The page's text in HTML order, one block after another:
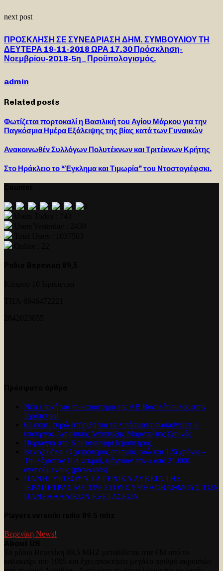
next post
ΠΡΟΣΚΛΗΣΗ ΣΕ ΣΥΝΕΔΡΙΑΣΗ ΔΗΜ. ΣΥΜΒΟΥΛΙΟΥ ΤΗ
ΔΕΥΤΕΡΑ 19-11-2018 ΩΡΑ 17.30 Πρόσκληση-
Νοεμβρίου-2018-5η_Προϋπολογισμός.
admin
Related posts
Φωτίζεται πορτοκαλί η Βασιλική του Αγίου Μάρκου για την
Παγκόσμια Ημέρα Εξάλειψης της βίας κατά των Γυναικών
Ανακοινωθέν Συλλόγων Πολυτέκνων και Τριτέκνων Κρήτης
Στο Ηράκλειο το “Έγκλημα και Τιμωρία” του Ντοστογιέφσκι.
Νέα εποχή για το καταστημα της ΑΒ Βασιλόπουλος στην
Ιεράπετρα!
61 εκατ. ευρώ στήριξη για τα λιπάσματα ανακοίνωσε ο
υπουργός Αγροτικής Ανάπτυξης Μαργαρίτης Σχοινάς
Πυρκαγια στο Κουτσουναρι Ιεραπετρας.
Βενεζουέλα: Ο χειρότερος σεισμός εδώ και 126 χρόνια –
Τουλάχιστον 164 νεκροί, ψάχνουν πάνω από 21.000
αγνοούμενους (pics&vids)
ΠΑΝΗΓΥΡΊΖΟΥΝ ΤΑ ΓΕΝΙΚΑ ΛΥΚΕΙΑ ΤΗΣ
ΙΕΡΑΠΕΤΡΑΣ ΜΕ 33% ΣΤΟΥΣ ΥΨΗΛΟΒΑΘΜΟΥΣ ΤΩΝ
ΠΑΝΕΛΛΑΔΙΚΩΝ ΕΞΕΤΑΣΕΩΝ
Βερενίκη News!